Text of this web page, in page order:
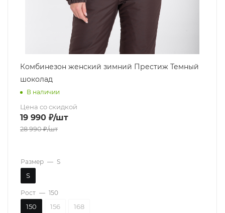
Комбинезон женский зимний Престиж Темный
шоколад
В наличии
Цена со скидкой
19 990 ₽/шт
28 990₽/шт
Размер — S
S
Рост — 150
150 156 168